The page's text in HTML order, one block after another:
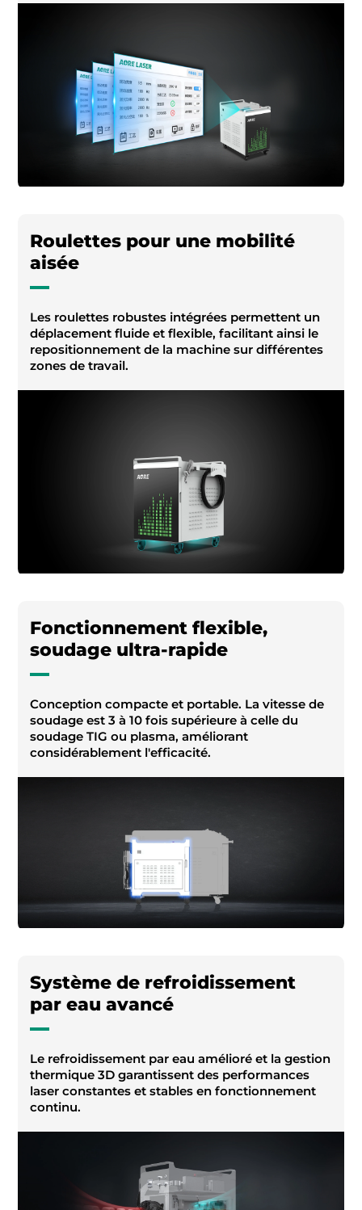
Roulettes pour une mobilité
aisée
Les roulettes robustes intégrées permettent un
déplacement fluide et flexible, facilitant ainsi le
repositionnement de la machine sur différentes
zones de travail.
Fonctionnement flexible,
soudage ultra-rapide
Conception compacte et portable. La vitesse de
soudage est 3 à 10 fois supérieure à celle du
soudage TIG ou plasma, améliorant
considérablement l'efficacité.
Système de refroidissement
par eau avancé
Le refroidissement par eau amélioré et la gestion
thermique 3D garantissent des performances
laser constantes et stables en fonctionnement
continu.